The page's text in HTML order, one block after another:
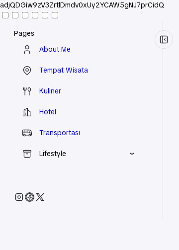
adjQDGiw9zV3ZrtlDmdv0xUy2YCAW5gNJ7prCidQ
Pages
About Me
Tempat Wisata
Kuliner
Hotel
Transportasi
Lifestyle